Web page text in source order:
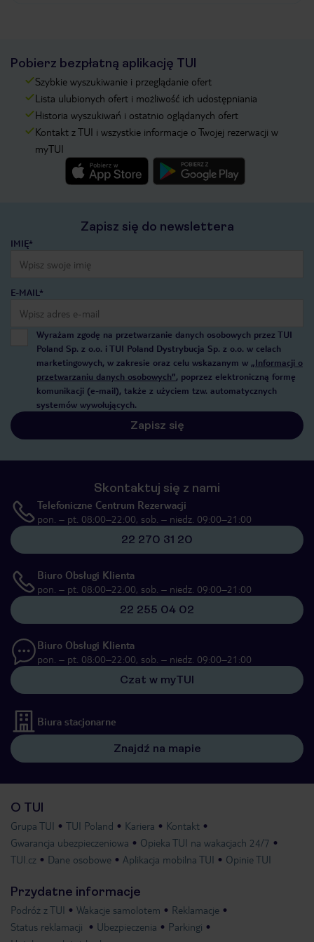
Pobierz bezpłatną aplikację TUI
Szybkie wyszukiwanie i przeglądanie ofert
Lista ulubionych ofert i możliwość ich udostępniania
Historia wyszukiwań i ostatnio oglądanych ofert
Kontakt z TUI i wszystkie informacje o Twojej rezerwacji w
myTUI
Zapisz się do newslettera
IMIĘ*
E-MAIL*
Wyrażam zgodę na przetwarzanie danych osobowych przez TUI
Poland Sp. z o.o. i TUI Poland Dystrybucja Sp. z o.o. w celach
marketingowych, w zakresie oraz celu wskazanym w „Informacji o
przetwarzaniu danych osobowych”, poprzez elektroniczną formę
komunikacji (e-mail), także z użyciem tzw. automatycznych
systemów wywołujących.
Zapisz się
Skontaktuj się z nami
Telefoniczne Centrum Rezerwacji
pon. – pt. 08:00–22:00, sob. – niedz. 09:00–21:00
22 270 31 20
Biuro Obsługi Klienta
pon. – pt. 08:00–22:00, sob. – niedz. 09:00–21:00
22 255 04 02
Biuro Obsługi Klienta
pon. – pt. 08:00–22:00, sob. – niedz. 09:00–21:00
Czat w myTUI
Biura stacjonarne
Znajdź na mapie
O TUI
Grupa TUI TUI Poland Kariera
Kontakt
Gwarancja ubezpieczeniowa
Opieka TUI na wakacjach 24/7
TUI.cz
Dane osobowe Aplikacja mobilna TUI Opinie TUI
Przydatne informacje
Podróż z TUI Wakacje samolotem
Reklamacje
Status reklamacji
Ubezpieczenia
Parkingi